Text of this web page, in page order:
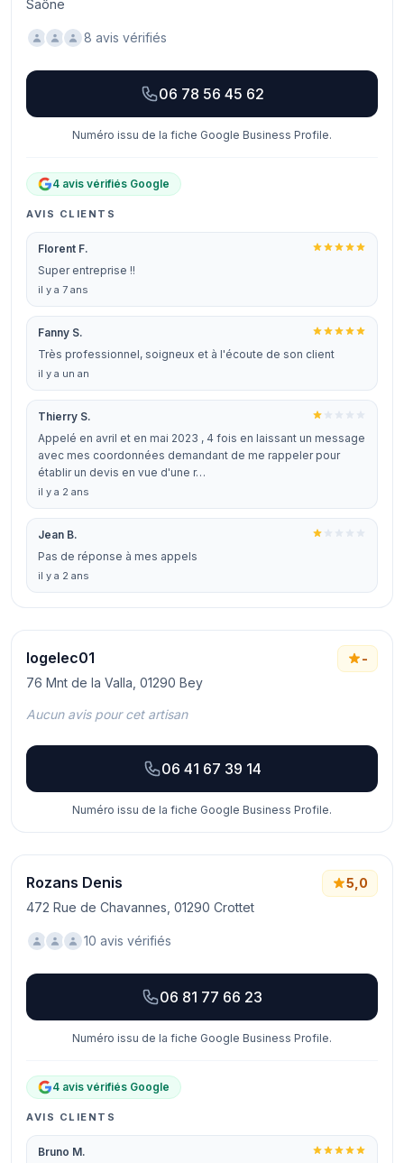
Saône
8 avis vérifiés
06 78 56 45 62
Numéro issu de la fiche Google Business Profile.
4 avis vérifiés Google
AVIS CLIENTS
Florent F.
Super entreprise !!
il y a 7 ans
Fanny S.
Très professionnel, soigneux et à l'écoute de son client
il y a un an
Thierry S.
Appelé en avril et en mai 2023 , 4 fois en laissant un message
avec mes coordonnées demandant de me rappeler pour
établir un devis en vue d'une r…
il y a 2 ans
Jean B.
Pas de réponse à mes appels
il y a 2 ans
logelec01
76 Mnt de la Valla, 01290 Bey
-
Aucun avis pour cet artisan
06 41 67 39 14
Numéro issu de la fiche Google Business Profile.
Rozans Denis
472 Rue de Chavannes, 01290 Crottet
5,0
10 avis vérifiés
06 81 77 66 23
Numéro issu de la fiche Google Business Profile.
4 avis vérifiés Google
AVIS CLIENTS
Bruno M.